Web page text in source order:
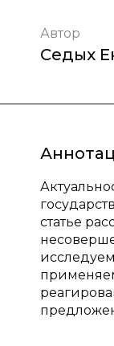
Автор
Седых
статье